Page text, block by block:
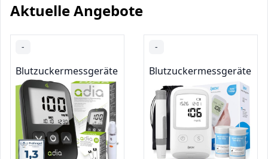
Aktuelle Angebote
-
Blutzuckermessgeräte
-
Blutzuckermessgeräte